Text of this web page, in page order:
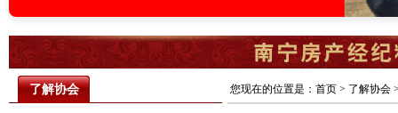
了解协会 您现在的位置是： 首页 > 了解协会